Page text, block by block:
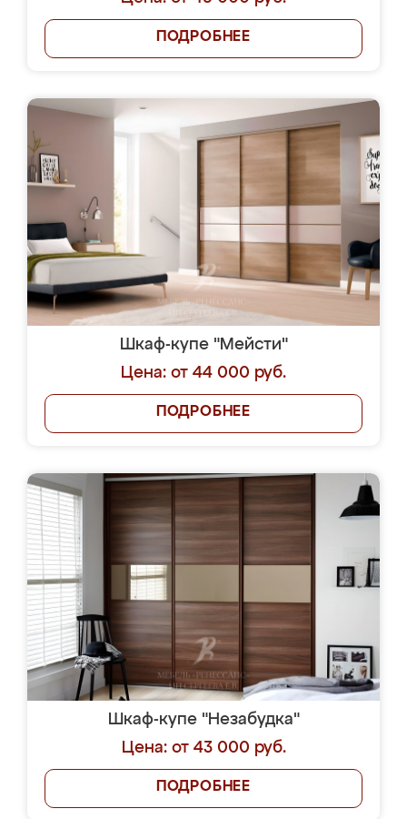
ПОДРОБНЕЕ
Шкаф-купе "Мейсти"
Цена: от 44 000 руб.
ПОДРОБНЕЕ
Шкаф-купе "Незабудка"
Цена: от 43 000 руб.
ПОДРОБНЕЕ